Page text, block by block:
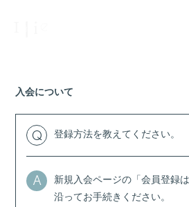
N
入会について
Q 登録方法を教えてください。
A
新規入会ページの「会員登録
沿ってお手続きください。